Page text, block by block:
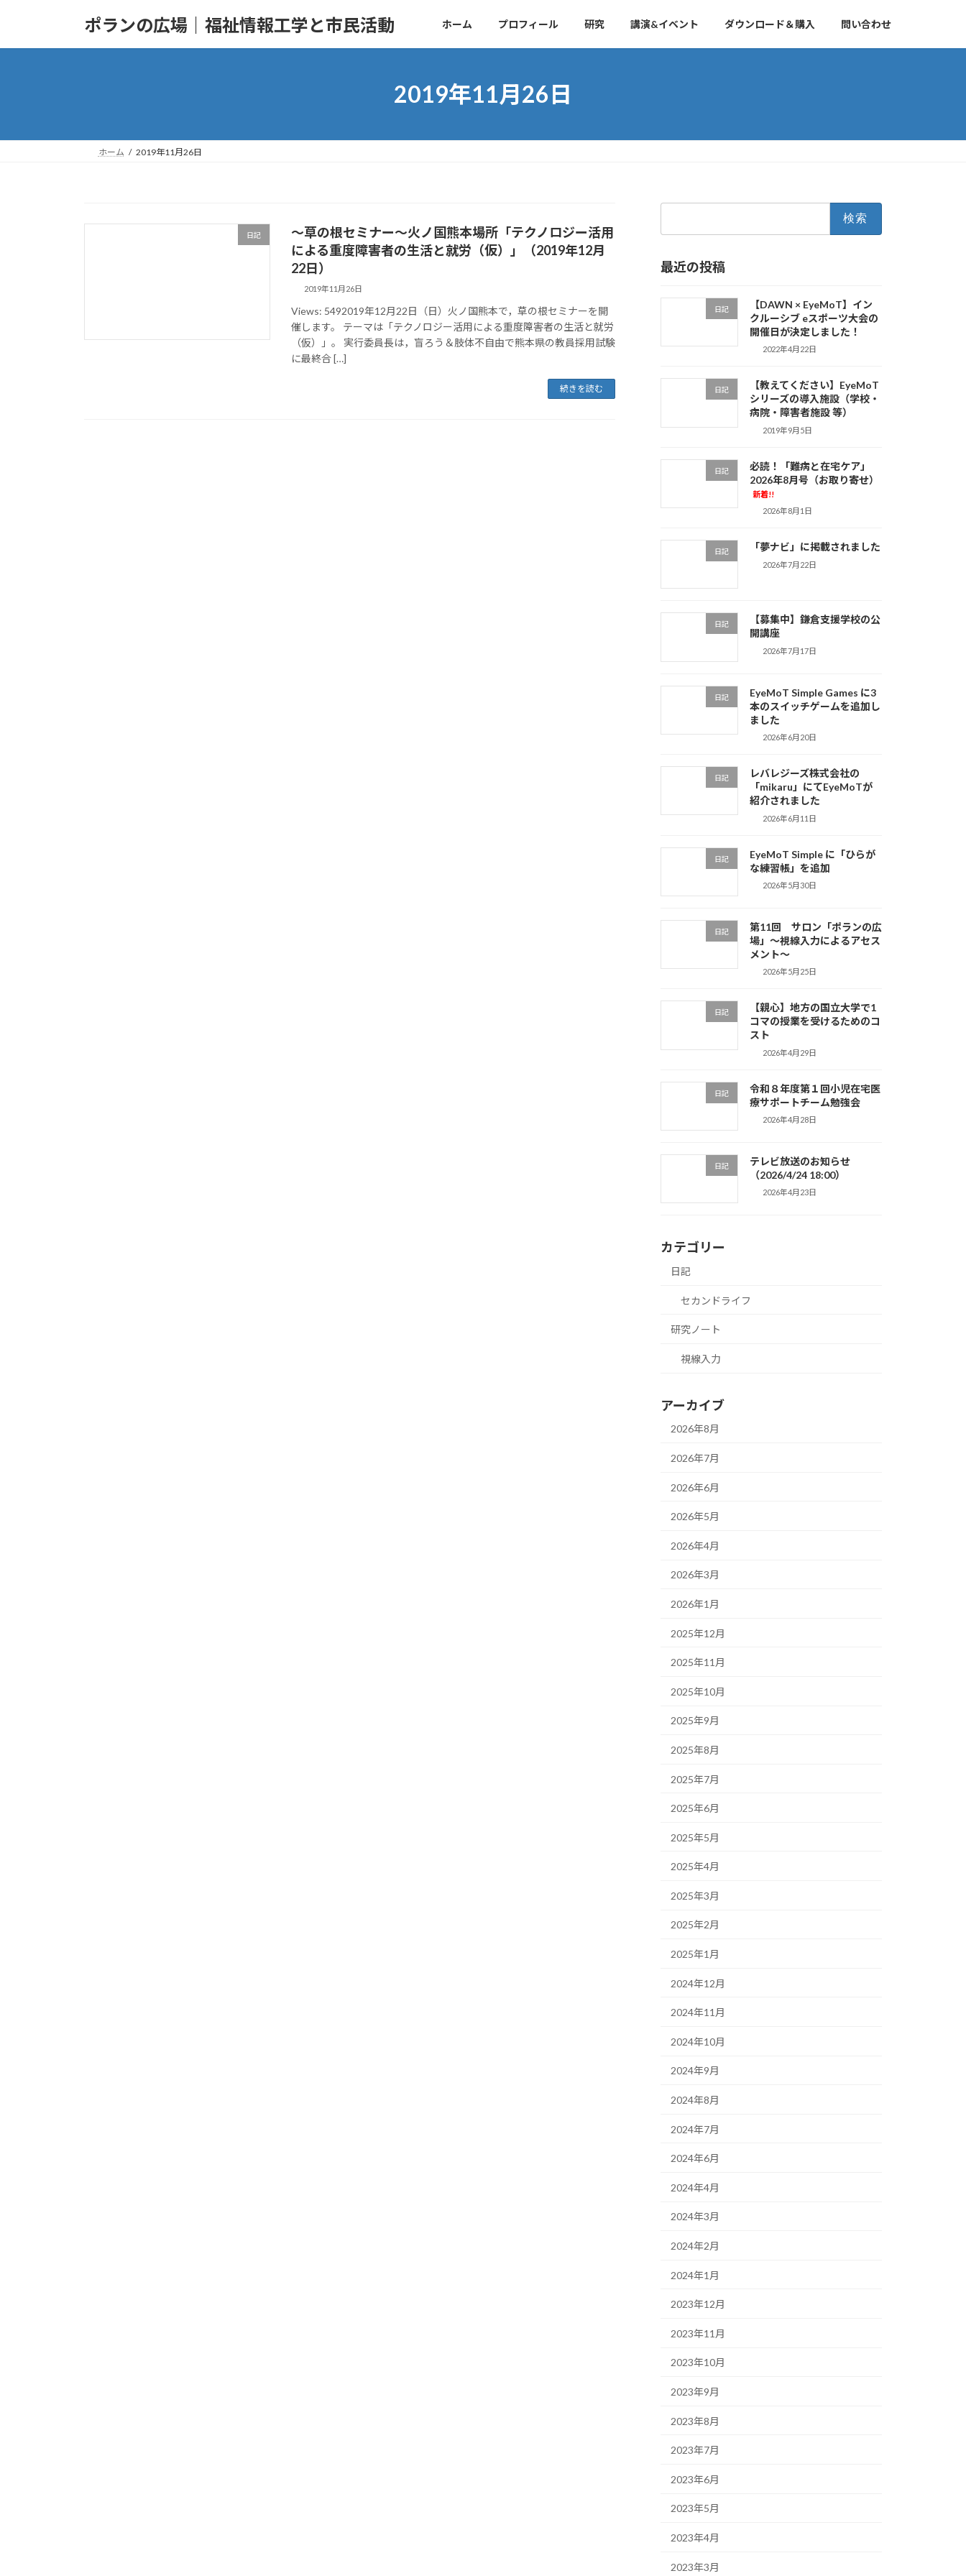
ポランの広場｜福祉情報工学と市民活動 ホーム プロフィール 研究 講演&イベント ダウンロード＆購入 問い合わせ
2019年11月26日
ホーム 2019年11月26日
日記
～草の根セミナー～火ノ国熊本場所「テクノロジー活用
による重度障害者の生活と就労（仮）」（2019年12月
22日）
2019年11月26日
Views: 5492019年12月22日（日）火ノ国熊本で，草の根セミナーを開
催します。 テーマは「テクノロジー活用による重度障害者の生活と就労
（仮）」。 実行委員長は，盲ろう＆肢体不自由で熊本県の教員採用試験
に最終合 […]
続きを読む
最近の投稿
日記
【DAWN × EyeMoT】イン
クルーシブ eスポーツ大会の
開催日が決定しました！
2022年4月22日
日記
【教えてください】EyeMoT
シリーズの導入施設（学校・
病院・障害者施設 等）
2019年9月5日
日記
必読！「難病と在宅ケア」
2026年8月号（お取り寄せ）
新着!!
2026年8月1日
日記 「夢ナビ」に掲載されました
2026年7月22日
日記
【募集中】鎌倉支援学校の公
開講座
2026年7月17日
日記
EyeMoT Simple Games に3
本のスイッチゲームを追加し
ました
2026年6月20日
日記
レバレジーズ株式会社の
「mikaru」にてEyeMoTが
紹介されました
2026年6月11日
日記
EyeMoT Simple に「ひらが
な練習帳」を追加
2026年5月30日
日記
第11回 サロン「ポランの広
場」〜視線入力によるアセス
メント〜
2026年5月25日
日記
【親心】地方の国立大学で1
コマの授業を受けるためのコ
スト
2026年4月29日
日記
令和８年度第１回小児在宅医
療サポートチーム勉強会
2026年4月28日
日記
テレビ放送のお知らせ
（2026/4/24 18:00）
2026年4月23日
カテゴリー
日記
セカンドライフ
研究ノート
視線入力
アーカイブ
2026年8月
2026年7月
2026年6月
2026年5月
2026年4月
2026年3月
2026年1月
2025年12月
2025年11月
2025年10月
2025年9月
2025年8月
2025年7月
2025年6月
2025年5月
2025年4月
2025年3月
2025年2月
2025年1月
2024年12月
2024年11月
2024年10月
2024年9月
2024年8月
2024年7月
2024年6月
2024年4月
2024年3月
2024年2月
2024年1月
2023年12月
2023年11月
2023年10月
2023年9月
2023年8月
2023年7月
2023年6月
2023年5月
2023年4月
2023年3月